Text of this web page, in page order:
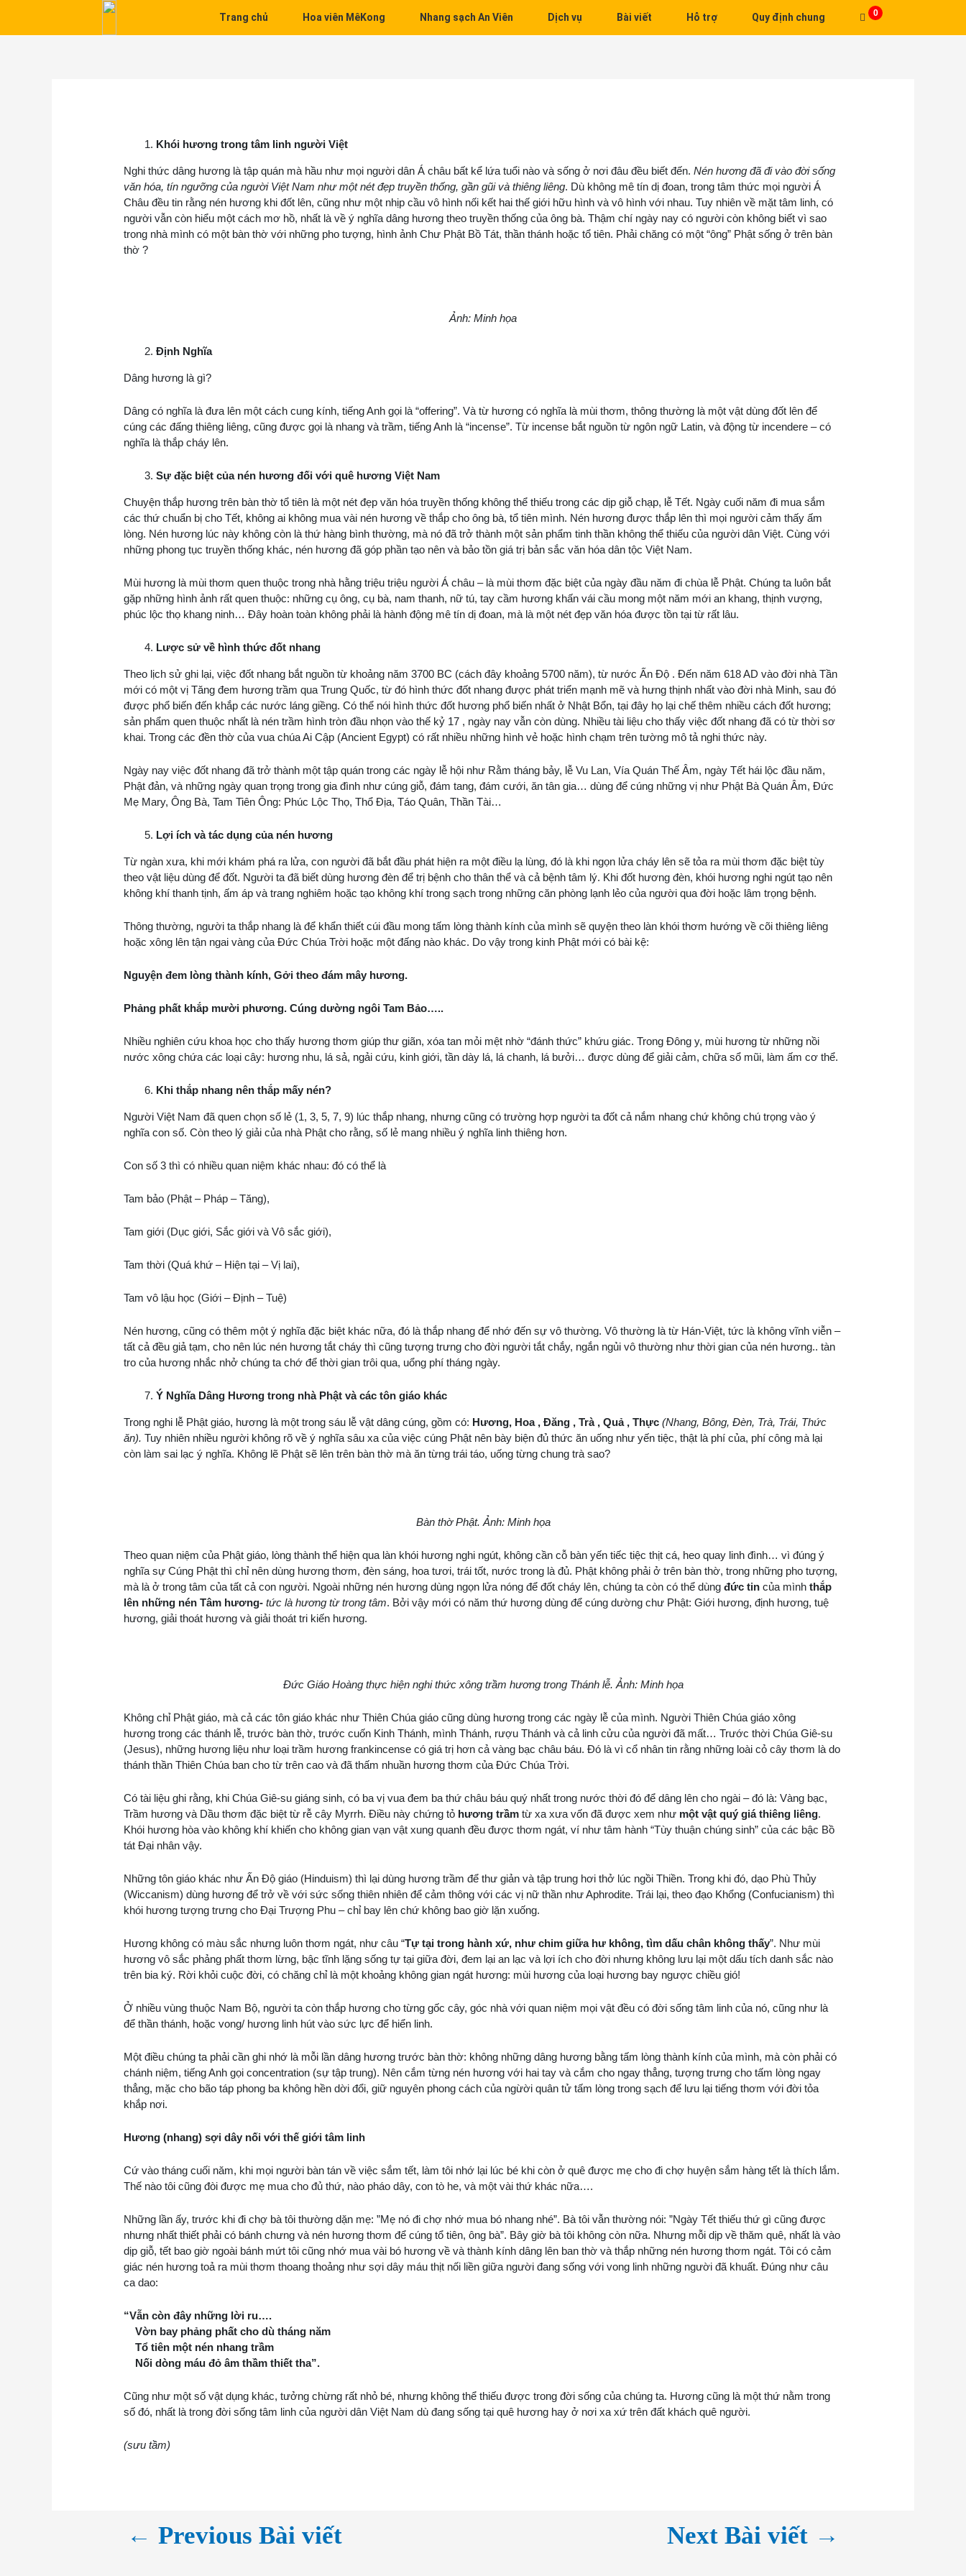
Trang chủ Hoa viên MêKong Nhang sạch An Viên Dịch vụ Bài viết Hỗ trợ Quy định chung 0
Khói hương trong tâm linh người Việt
Nghi thức dâng hương là tập quán mà hầu như mọi người dân Á châu bất kể lứa tuổi nào và sống ở nơi đâu đều biết đến.Nén hương đã đi vào đời sống
văn hóa, tín ngưỡng của người Việt Nam như một nét đẹp truyền thống, gần gũi và thiêng liêng. Dù không mê tín dị đoan, trong tâm thức mọi người Á
Châu đều tin rằng nén hương khi đốt lên, cũng như một nhịp cầu vô hình nối kết hai thế giới hữu hình và vô hình với nhau. Tuy nhiên về mặt tâm linh, có
người vẫn còn hiểu một cách mơ hồ, nhất là về ý nghĩa dâng hương theo truyền thống của ông bà. Thậm chí ngày nay có người còn không biết vì sao
trong nhà mình có một bàn thờ với những pho tượng, hình ảnh Chư Phật Bồ Tát, thần thánh hoặc tổ tiên. Phải chăng có một “ông” Phật sống ở trên bàn
thờ ?
Ảnh: Minh họa
Định Nghĩa
Dâng hương là gì?
Dâng có nghĩa là đưa lên một cách cung kính, tiếng Anh gọi là “offering”. Và từ hương có nghĩa là mùi thơm, thông thường là một vật dùng đốt lên để
cúng các đấng thiêng liêng, cũng được gọi là nhang và trầm, tiếng Anh là “incense”. Từ incense bắt nguồn từ ngôn ngữ Latin, và động từ incendere – có
nghĩa là thắp cháy lên.
Sự đặc biệt của nén hương đối với quê hương Việt Nam
Chuyện thắp hương trên bàn thờ tổ tiên là một nét đẹp văn hóa truyền thống không thể thiếu trong các dịp giỗ chạp, lễ Tết. Ngày cuối năm đi mua sắm
các thứ chuẩn bị cho Tết, không ai không mua vài nén hương về thắp cho ông bà, tổ tiên mình. Nén hương được thắp lên thì mọi người cảm thấy ấm
lòng. Nén hương lúc này không còn là thứ hàng bình thường, mà nó đã trở thành một sản phẩm tinh thần không thể thiếu của người dân Việt. Cùng với
những phong tục truyền thống khác, nén hương đã góp phần tạo nên và bảo tồn giá trị bản sắc văn hóa dân tộc Việt Nam.
Mùi hương là mùi thơm quen thuộc trong nhà hằng triệu triệu người Á châu – là mùi thơm đặc biệt của ngày đầu năm đi chùa lễ Phật. Chúng ta luôn bắt
gặp những hình ảnh rất quen thuộc: những cụ ông, cụ bà, nam thanh, nữ tú, tay cầm hương khấn vái cầu mong một năm mới an khang, thịnh vượng,
phúc lộc thọ khang ninh… Đây hoàn toàn không phải là hành động mê tín dị đoan, mà là một nét đẹp văn hóa được tồn tại từ rất lâu.
Lược sử về hình thức đốt nhang
Theo lịch sử ghi lại, việc đốt nhang bắt nguồn từ khoảng năm 3700 BC (cách đây khoảng 5700 năm), từ nước Ấn Độ . Đến năm 618 AD vào đời nhà Tần
mới có một vị Tăng đem hương trầm qua Trung Quốc, từ đó hình thức đốt nhang được phát triển mạnh mẽ và hưng thịnh nhất vào đời nhà Minh, sau đó
được phổ biến đến khắp các nước láng giềng. Có thể nói hình thức đốt hương phổ biến nhất ở Nhật Bổn, tại đây họ lại chế thêm nhiều cách đốt hương;
sản phẩm quen thuộc nhất là nén trầm hình tròn đầu nhọn vào thế kỷ 17 , ngày nay vẫn còn dùng. Nhiều tài liệu cho thấy việc đốt nhang đã có từ thời sơ
khai. Trong các đền thờ của vua chúa Ai Cập (Ancient Egypt) có rất nhiều những hình vẻ hoặc hình chạm trên tường mô tả nghi thức này.
Ngày nay việc đốt nhang đã trở thành một tập quán trong các ngày lễ hội như Rằm tháng bảy, lễ Vu Lan, Vía Quán Thế Âm, ngày Tết hái lộc đầu năm,
Phật đản, và những ngày quan trọng trong gia đình như cúng giỗ, đám tang, đám cưới, ăn tân gia… dùng để cúng những vị như Phật Bà Quán Âm, Đức
Mẹ Mary, Ông Bà, Tam Tiên Ông: Phúc Lộc Thọ, Thổ Địa, Táo Quân, Thần Tài…
Lợi ích và tác dụng của nén hương
Từ ngàn xưa, khi mới khám phá ra lửa, con người đã bắt đầu phát hiện ra một điều lạ lùng, đó là khi ngọn lửa cháy lên sẽ tỏa ra mùi thơm đặc biệt tùy
theo vật liệu dùng để đốt. Người ta đã biết dùng hương đèn để trị bệnh cho thân thể và cả bệnh tâm lý. Khi đốt hương đèn, khói hương nghi ngút tạo nên
không khí thanh tịnh, ấm áp và trang nghiêm hoặc tạo không khí trong sạch trong những căn phòng lạnh lẻo của người qua đời hoặc lâm trọng bệnh.
Thông thường, người ta thắp nhang là để khẩn thiết cúi đầu mong tấm lòng thành kính của mình sẽ quyện theo làn khói thơm hướng về cõi thiêng liêng
hoặc xông lên tận ngai vàng của Đức Chúa Trời hoặc một đấng nào khác. Do vậy trong kinh Phật mới có bài kệ:
Nguyện đem lòng thành kính, Gởi theo đám mây hương.
Phảng phất khắp mười phương. Cúng dường ngôi Tam Bảo…..
Nhiều nghiên cứu khoa học cho thấy hương thơm giúp thư giãn, xóa tan mỏi mệt nhờ “đánh thức” khứu giác. Trong Đông y, mùi hương từ những nồi
nước xông chứa các loại cây: hương nhu, lá sả, ngải cứu, kinh giới, tần dày lá, lá chanh, lá bưởi… được dùng để giải cảm, chữa sổ mũi, làm ấm cơ thể.
Khi thắp nhang nên thắp mấy nén?
Người Việt Nam đã quen chọn số lẻ (1, 3, 5, 7, 9) lúc thắp nhang, nhưng cũng có trường hợp người ta đốt cả nắm nhang chứ không chú trọng vào ý
nghĩa con số. Còn theo lý giải của nhà Phật cho rằng, số lẻ mang nhiều ý nghĩa linh thiêng hơn.
Con số 3 thì có nhiều quan niệm khác nhau: đó có thể là
Tam bảo (Phật – Pháp – Tăng),
Tam giới (Dục giới, Sắc giới và Vô sắc giới),
Tam thời (Quá khứ – Hiện tại – Vị lai),
Tam vô lậu học (Giới – Định – Tuệ)
Nén hương, cũng có thêm một ý nghĩa đặc biệt khác nữa, đó là thắp nhang để nhớ đến sự vô thường. Vô thường là từ Hán-Việt, tức là không vĩnh viễn –
tất cả đều giả tạm, cho nên lúc nén hương tắt cháy thì cũng tượng trưng cho đời người tắt chắy, ngắn ngủi vô thường như thời gian của nén hương.. tàn
tro của hương nhắc nhở chúng ta chớ để thời gian trôi qua, uổng phí tháng ngày.
Ý Nghĩa Dâng Hương trong nhà Phật và các tôn giáo khác
Trong nghi lễ Phật giáo, hương là một trong sáu lễ vật dâng cúng, gồm có: Hương, Hoa , Đăng , Trà , Quả , Thực (Nhang, Bông, Đèn, Trà, Trái, Thức
ăn). Tuy nhiên nhiều người không rõ về ý nghĩa sâu xa của việc cúng Phật nên bày biện đủ thức ăn uống như yến tiệc, thật là phí của, phí công mà lại
còn làm sai lạc ý nghĩa. Không lẽ Phật sẽ lên trên bàn thờ mà ăn từng trái táo, uống từng chung trà sao?
Bàn thờ Phật. Ảnh: Minh họa
Theo quan niệm của Phật giáo, lòng thành thể hiện qua làn khói hương nghi ngút, không cần cỗ bàn yến tiếc tiệc thịt cá, heo quay linh đình… vì đúng ý
nghĩa sự Cúng Phật thì chỉ nên dùng hương thơm, đèn sáng, hoa tươi, trái tốt, nước trong là đủ. Phật không phải ở trên bàn thờ, trong những pho tượng,
mà là ở trong tâm của tất cả con người. Ngoài những nén hương dùng ngọn lửa nóng để đốt cháy lên, chúng ta còn có thể dùngđức tin của mìnhthắp
lên những nén Tâm hương- tức là hương từ trong tâm. Bởi vậy mới có năm thứ hương dùng để cúng dường chư Phật: Giới hương, định hương, tuệ
hương, giải thoát hương và giải thoát tri kiến hương.
Đức Giáo Hoàng thực hiện nghi thức xông trầm hương trong Thánh lễ. Ảnh: Minh họa
Không chỉ Phật giáo, mà cả các tôn giáo khác như Thiên Chúa giáo cũng dùng hương trong các ngày lễ của mình. Người Thiên Chúa giáo xông
hương trong các thánh lễ, trước bàn thờ, trước cuốn Kinh Thánh, mình Thánh, rượu Thánh và cả linh cửu của người đã mất… Trước thời Chúa Giê-su
(Jesus), những hương liệu như loại trầm hương frankincense có giá trị hơn cả vàng bạc châu báu. Đó là vì cổ nhân tin rằng những loài cỏ cây thơm là do
thánh thần Thiên Chúa ban cho từ trên cao và đã thấm nhuần hương thơm của Đức Chúa Trời.
Có tài liệu ghi rằng, khi Chúa Giê-su giáng sinh, có ba vị vua đem ba thứ châu báu quý nhất trong nước thời đó để dâng lên cho ngài – đó là: Vàng bạc,
Trầm hương và Dầu thơm đặc biệt từ rễ cây Myrrh. Điều này chứng tỏ hương trầm từ xa xưa vốn đã được xem như một vật quý giá thiêng liêng.
Khói hương hòa vào không khí khiến cho không gian vạn vật xung quanh đều được thơm ngát, ví như tâm hành “Tùy thuận chúng sinh” của các bậc Bồ
tát Đại nhân vậy.
Những tôn giáo khác như Ấn Độ giáo (Hinduism) thì lại dùng hương trầm để thư giản và tập trung hơi thở lúc ngồi Thiền. Trong khi đó, dạo Phù Thủy
(Wiccanism) dùng hương để trở về với sức sống thiên nhiên để cảm thông với các vị nữ thần như Aphrodite. Trái lại, theo đạo Khổng (Confucianism) thì
khói hương tượng trưng cho Đại Trượng Phu – chỉ bay lên chứ không bao giờ lặn xuống.
Hương không có màu sắc nhưng luôn thơm ngát, như câu “Tự tại trong hành xứ, như chim giữa hư không, tìm dấu chân không thấy”. Như mùi
hương vô sắc phảng phất thơm lừng, bậc tĩnh lặng sống tự tại giữa đời, đem lại an lạc và lợi ích cho đời nhưng không lưu lại một dấu tích danh sắc nào
trên bia ký. Rời khỏi cuộc đời, có chăng chỉ là một khoảng không gian ngát hương: mùi hương của loại hương bay ngược chiều gió!
Ở nhiều vùng thuộc Nam Bộ, người ta còn thắp hương cho từng gốc cây, góc nhà với quan niệm mọi vật đều có đời sống tâm linh của nó, cũng như là
để thần thánh, hoặc vong/ hương linh hút vào sức lực để hiển linh.
Một điều chúng ta phải cần ghi nhớ là mỗi lần dâng hương trước bàn thờ: không những dâng hương bằng tấm lòng thành kính của mình, mà còn phải có
chánh niệm, tiếng Anh gọi concentration (sự tập trung). Nên cắm từng nén hương với hai tay và cắm cho ngay thẳng, tượng trưng cho tấm lòng ngay
thẳng, mặc cho bão táp phong ba không hền dời đổi, giữ nguyên phong cách của ngừời quân tử tấm lòng trong sạch để lưu lại tiếng thơm với đời tỏa
khắp nơi.
Hương (nhang) sợi dây nối với thế giới tâm linh
Cứ vào tháng cuối năm, khi mọi người bàn tán về việc sắm tết, làm tôi nhớ lại lúc bé khi còn ở quê được mẹ cho đi chợ huyện sắm hàng tết là thích lắm.
Thế nào tôi cũng đòi được mẹ mua cho đủ thứ, nào pháo dây, con tò he, và một vài thứ khác nữa….
Những lần ấy, trước khi đi chợ bà tôi thường dặn mẹ: ”Mẹ nó đi chợ nhớ mua bó nhang nhé”. Bà tôi vẫn thường nói: ”Ngày Tết thiếu thứ gì cũng được
nhưng nhất thiết phải có bánh chưng và nén hương thơm để cúng tổ tiên, ông bà”. Bây giờ bà tôi không còn nữa. Nhưng mỗi dịp về thăm quê, nhất là vào
dịp giỗ, tết bao giờ ngoài bánh mứt tôi cũng nhớ mua vài bó hương về và thành kính dâng lên ban thờ và thắp những nén hương thơm ngát. Tôi có cảm
giác nén hương toả ra mùi thơm thoang thoảng như sợi dây máu thịt nối liền giữa người đang sống với vong linh những người đã khuất. Đúng như câu
ca dao:
“Vẫn còn đây những lời ru….
Vờn bay phảng phất cho dù tháng năm
Tổ tiên một nén nhang trầm
Nối dòng máu đỏ âm thầm thiết tha”.
Cũng như một số vật dụng khác, tưởng chừng rất nhỏ bé, nhưng không thể thiếu được trong đời sống của chúng ta. Hương cũng là một thứ nằm trong
số đó, nhất là trong đời sống tâm linh của người dân Việt Nam dù đang sống tại quê hương hay ở nơi xa xứ trên đất khách quê người.
(sưu tầm)
← Previous Bài viết Next Bài viết →